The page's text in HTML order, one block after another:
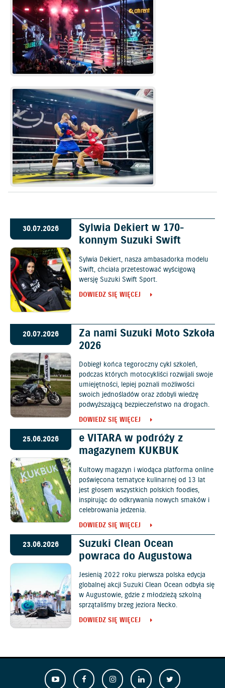
30.07.2026
Sylwia Dekiert w 170-
konnym Suzuki Swift
Sylwia Dekiert, nasza ambasadorka modelu
Swift, chciała przetestować wyścigową
wersję Suzuki Swift Sport.
DOWIEDZ SIĘ WIĘCEJ
20.07.2026
Za nami Suzuki Moto Szkoła
2026
Dobiegł końca tegoroczny cykl szkoleń,
podczas których motocykliści rozwijali swoje
umiejętności, lepiej poznali możliwości
swoich jednośladów oraz zdobyli wiedzę
podwyższającą bezpieczeństwo na drogach.
DOWIEDZ SIĘ WIĘCEJ
25.06.2026
e VITARA w podróży z
magazynem KUKBUK
Kultowy magazyn i wiodąca platforma online
poświęcona tematyce kulinarnej od 13 lat
jest głosem wszystkich polskich foodies,
inspirując do odkrywania nowych smaków i
celebrowania jedzenia.
DOWIEDZ SIĘ WIĘCEJ
23.06.2026
Suzuki Clean Ocean
powraca do Augustowa
Jesienią 2022 roku pierwsza polska edycja
globalnej akcji Suzuki Clean Ocean odbyła się
w Augustowie, gdzie z młodzieżą szkolną
sprzątaliśmy brzeg jeziora Necko.
DOWIEDZ SIĘ WIĘCEJ